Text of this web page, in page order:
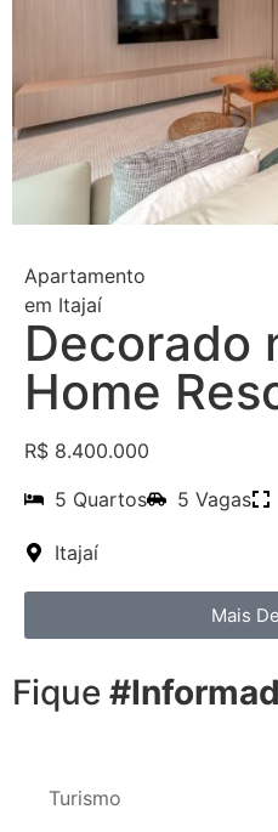
Apartamento
em Itajaí
Decorado
Home
R$ 8.400.000
5 Quartos
5 Vagas
Itajaí
Mais
Fique
Turismo